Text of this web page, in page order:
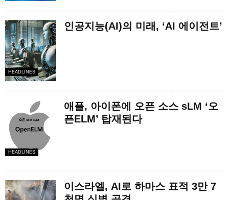
HEADLINES
인공지능(AI)의 미래, ‘AI 에이전트’
HEADLINES
애플, 아이폰에 오픈 소스 sLM ‘오
픈ELM’ 탑재된다
이스라엘, AI로 하마스 표적 3만 7